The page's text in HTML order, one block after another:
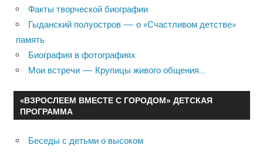
Факты творческой биографии
Гыданский полуостров — о «Счастливом детстве»
память
Биография в фотографиях
Мои встречи — Крупицы живого общения…
«ВЗРОСЛЕЕМ ВМЕСТЕ С ГОРОДОМ» ДЕТСКАЯ
ПРОГРАММА
Беседы с детьми о высоком